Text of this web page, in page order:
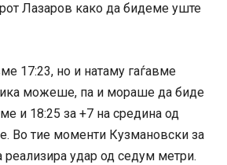
Лазаров како да бидеме уште
17:23, но и натаму гаѓавме
можеше, па и мораше да биде
и 18:25 за +7 на средина од
Во тие моменти Кузмановски за
реализира удар од седум метри.